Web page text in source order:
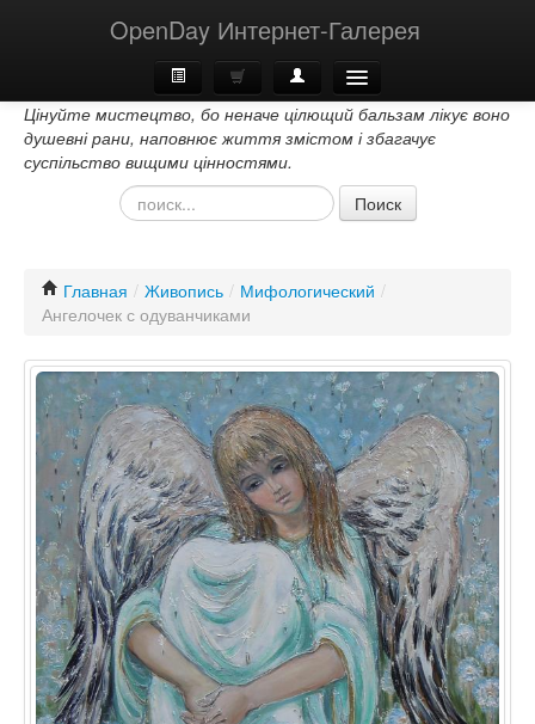
OpenDay Интернет-Галерея
Главная
О Нас
Цінуйте мистецтво, бо неначе цілющий бальзам лікує воно
душевні рани, наповнює життя змістом і збагачує
суспільство вищими цінностями.
Поиск
Главная / Живопись / Мифологический /
Ангелочек с одуванчиками